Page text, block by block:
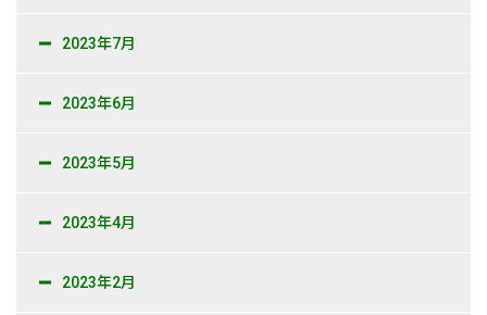
2023年7月
2023年6月
2023年5月
2023年4月
2023年2月